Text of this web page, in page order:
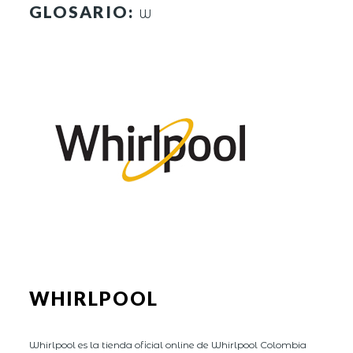
GLOSARIO: W
WHIRLPOOL
Whirlpool es la tienda oficial online de Whirlpool Colombia